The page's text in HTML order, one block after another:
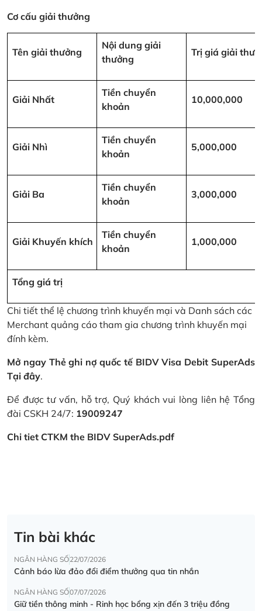
Cơ cấu giải thưởng
Tên giải thưởng
Nội dung giải
thưởng
Trị giá giải
Giải Nhất
Tiền chuyển
khoản
10,000,000
Giải Nhì
Tiền chuyển
khoản
5,000,000
Giải Ba
Tiền chuyển
khoản
3,000,000
Giải Khuyến khích
Tiền chuyển
khoản
1,000,000
Tổng giá trị
Chi tiết thể lệ chương trình khuyến mại và Danh sách các
Merchant quảng cáo tham gia chương trình khuyến mại
đính kèm.
Mở ngay Thẻ ghi nợ quốc tế BIDV Visa Debit SuperAds
Tại đây.
Để được tư vấn, hỗ trợ, Quý khách vui lòng liên hệ Tổng
đài CSKH 24/7: 19009247
Chi tiet CTKM the BIDV SuperAds.pdf
Tin bài khác
NGÂN HÀNG SỐ22/07/2026
Cảnh báo lừa đảo đổi điểm thưởng qua tin nhắn
NGÂN HÀNG SỐ07/07/2026
Giữ tiền thông minh - Rinh học bổng xịn đến 3 triệu đồng